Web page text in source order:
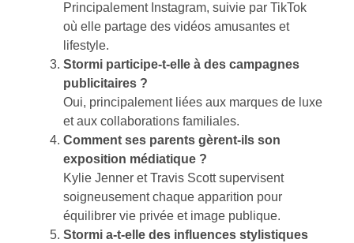
Principalement Instagram, suivie par TikTok
où elle partage des vidéos amusantes et
lifestyle.
Stormi participe-t-elle à des campagnes
publicitaires ?
Oui, principalement liées aux marques de luxe
et aux collaborations familiales.
Comment ses parents gèrent-ils son
exposition médiatique ?
Kylie Jenner et Travis Scott supervisent
soigneusement chaque apparition pour
équilibrer vie privée et image publique.
Stormi a-t-elle des influences stylistiques